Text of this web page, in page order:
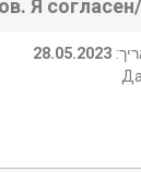
Я
28.05.2023